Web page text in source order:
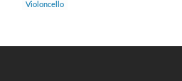
Violoncello